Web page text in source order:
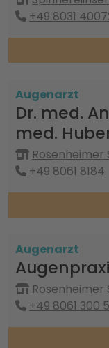
+49 8031
Augenarzt
Dr. med.
med.
Rosenheimer
+49 8061 8184
Augenarzt
Rosenheimer
+49 8061 300